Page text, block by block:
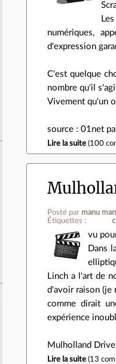
numériques,
d'expression
C'est quelque
nombre qu'il
Vivement qu'un
source : 01net
Lire la suite (100
Posté par manu
Étiquettes :
vu
Dans
Linch a l'art de
d'avoir raison (je
comme dirait
expérience
Mulholland
Lire la suite (13